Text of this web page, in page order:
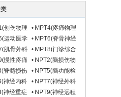
创伤物理
• MPT4(疼痛物理
治疗组)
运动医学
前移组)
• MPT6(脊骨神经
康复组)
肌骨外科
治疗组)
• MPT8(门诊综合
物理治疗组)
慢性疼痛
治疗组)
• NPT2(脑损伤物
理治疗组)
脊髓损伤
组)
• NPT5(脑功能检
测与神经调控物理
治疗组)
神经内科
治疗组)
• NPT7(神经外科
神经物理治疗组)
神经重症
• NPT9(神经远程